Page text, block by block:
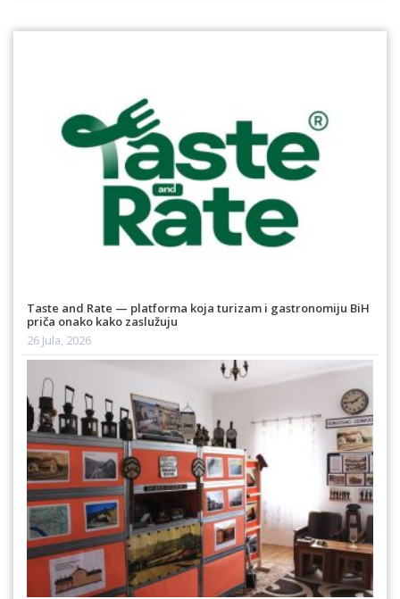
Taste and Rate — platforma koja turizam i gastronomiju BiH
priča onako kako zaslužuju
26 Jula, 2026